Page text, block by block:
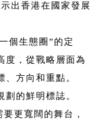
出香港在國家發展
個生態圈”‌的定
度，從戰略層面為
方向和重點。
的鮮明標誌。
更寬闊的舞台，